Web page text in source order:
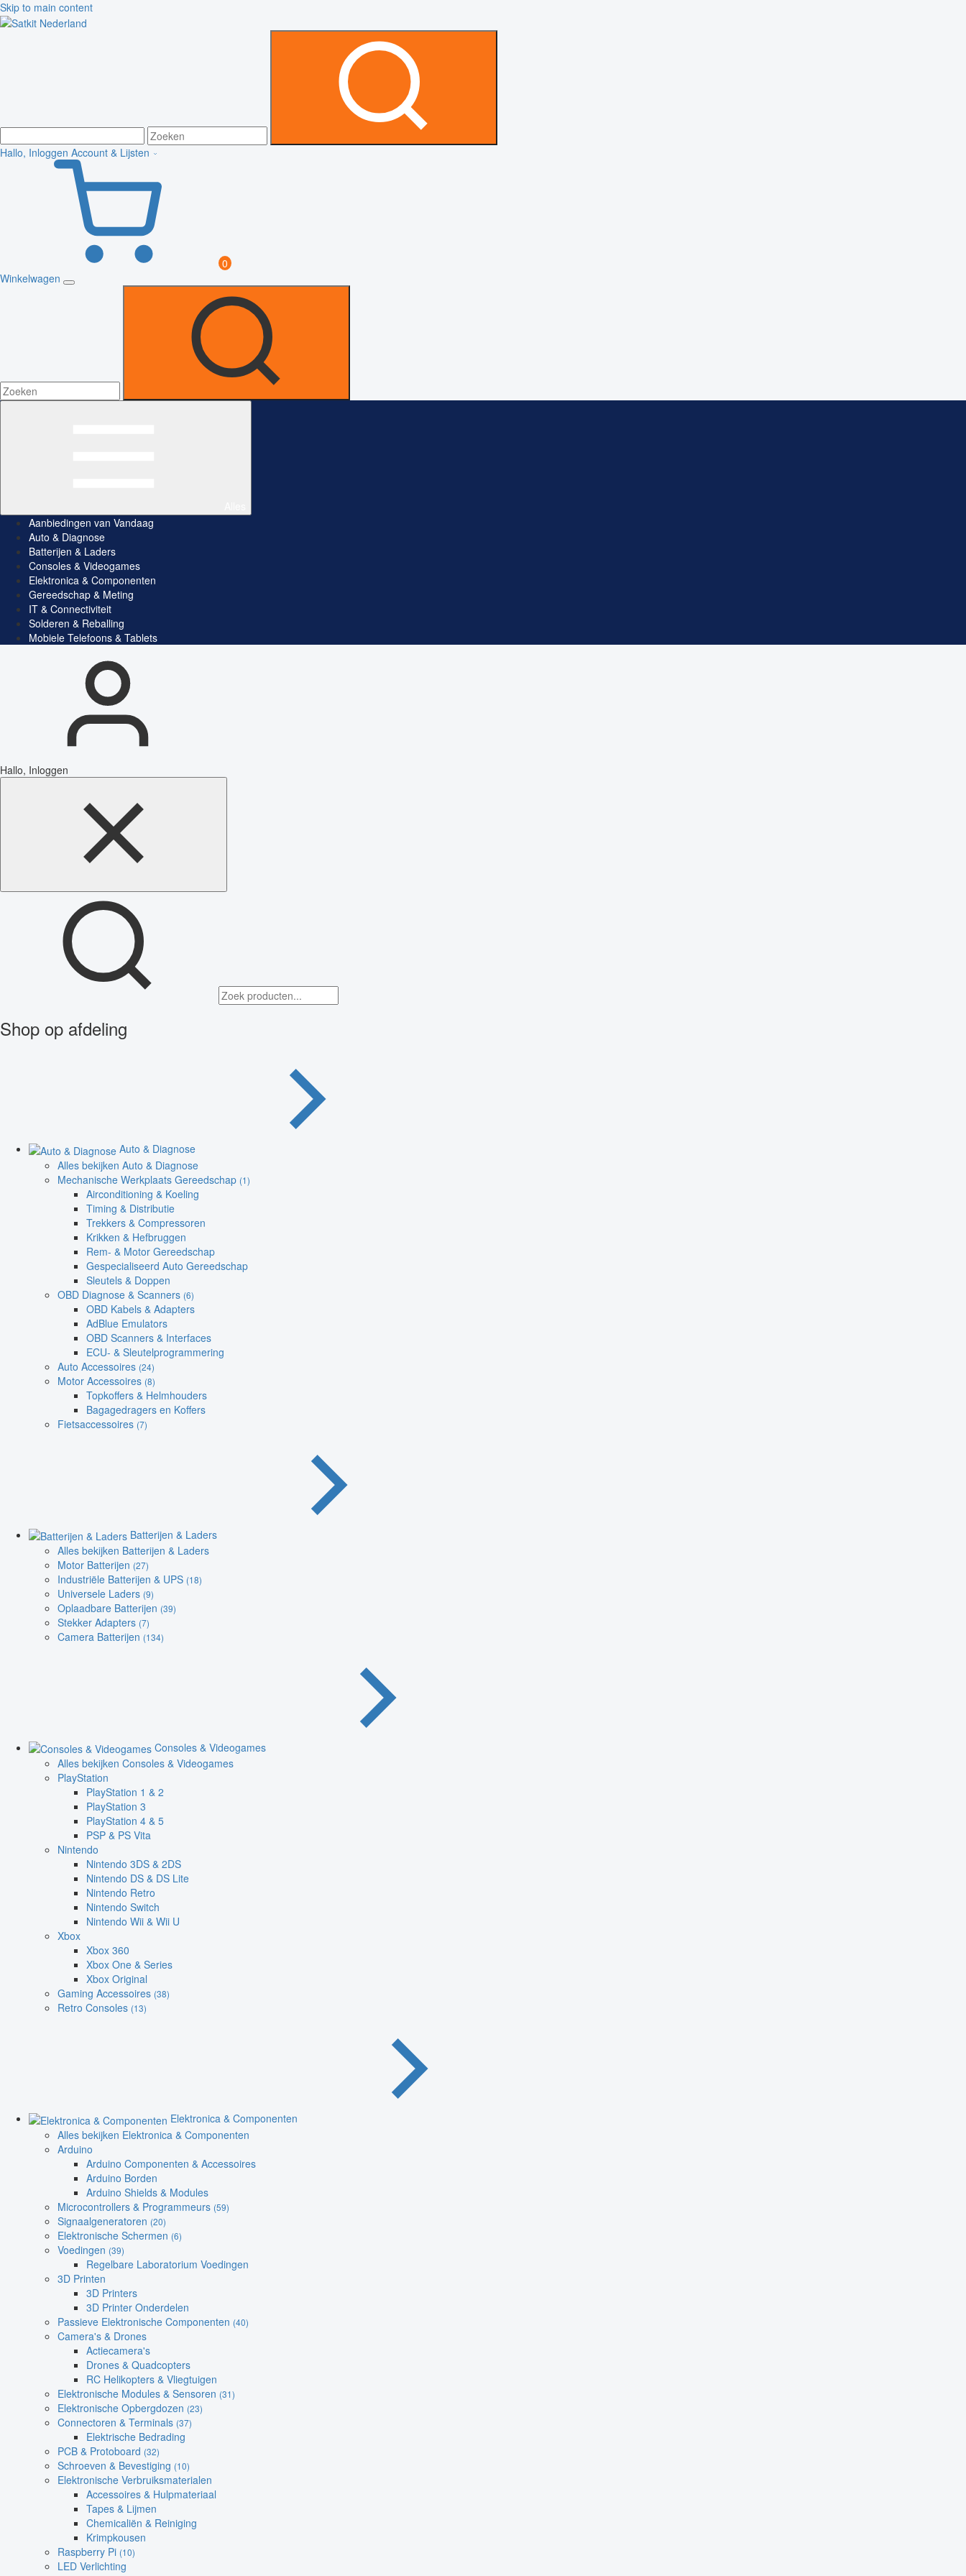
Skip to main content
Hallo, Inloggen Account & Lijsten
0
Winkelwagen
Aanbiedingen van Vandaag
Auto & Diagnose
Batterijen & Laders
Consoles & Videogames
Elektronica & Componenten
Gereedschap & Meting
IT & Connectiviteit
Solderen & Reballing
Mobiele Telefoons & Tablets
Hallo, Inloggen
Shop op afdeling
Auto & Diagnose
Alles bekijken Auto & Diagnose
Mechanische Werkplaats Gereedschap (1)
Airconditioning & Koeling
Timing & Distributie
Trekkers & Compressoren
Krikken & Hefbruggen
Rem- & Motor Gereedschap
Gespecialiseerd Auto Gereedschap
Sleutels & Doppen
OBD Diagnose & Scanners (6)
OBD Kabels & Adapters
AdBlue Emulators
OBD Scanners & Interfaces
ECU- & Sleutelprogrammering
Auto Accessoires (24)
Motor Accessoires (8)
Topkoffers & Helmhouders
Bagagedragers en Koffers
Fietsaccessoires (7)
Batterijen & Laders
Alles bekijken Batterijen & Laders
Motor Batterijen (27)
Industriële Batterijen & UPS (18)
Universele Laders (9)
Oplaadbare Batterijen (39)
Stekker Adapters (7)
Camera Batterijen (134)
Consoles & Videogames
Alles bekijken Consoles & Videogames
PlayStation
PlayStation 1 & 2
PlayStation 3
PlayStation 4 & 5
PSP & PS Vita
Nintendo
Nintendo 3DS & 2DS
Nintendo DS & DS Lite
Nintendo Retro
Nintendo Switch
Nintendo Wii & Wii U
Xbox
Xbox 360
Xbox One & Series
Xbox Original
Gaming Accessoires (38)
Retro Consoles (13)
Elektronica & Componenten
Alles bekijken Elektronica & Componenten
Arduino
Arduino Componenten & Accessoires
Arduino Borden
Arduino Shields & Modules
Microcontrollers & Programmeurs (59)
Signaalgeneratoren (20)
Elektronische Schermen (6)
Voedingen (39)
Regelbare Laboratorium Voedingen
3D Printen
3D Printers
3D Printer Onderdelen
Passieve Elektronische Componenten (40)
Camera's & Drones
Actiecamera's
Drones & Quadcopters
RC Helikopters & Vliegtuigen
Elektronische Modules & Sensoren (31)
Elektronische Opbergdozen (23)
Connectoren & Terminals (37)
Elektrische Bedrading
PCB & Protoboard (32)
Schroeven & Bevestiging (10)
Elektronische Verbruiksmaterialen
Accessoires & Hulpmateriaal
Tapes & Lijmen
Chemicaliën & Reiniging
Krimpkousen
Raspberry Pi (10)
LED Verlichting